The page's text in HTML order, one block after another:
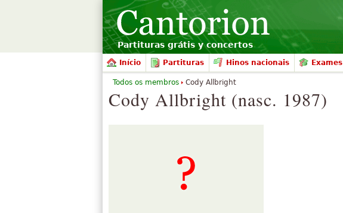
Partituras grátis y concertos
Início Partituras Hinos nacionais Exames
Cody Allbright (nasc. 1987)
Todos os membros Cody Allbright